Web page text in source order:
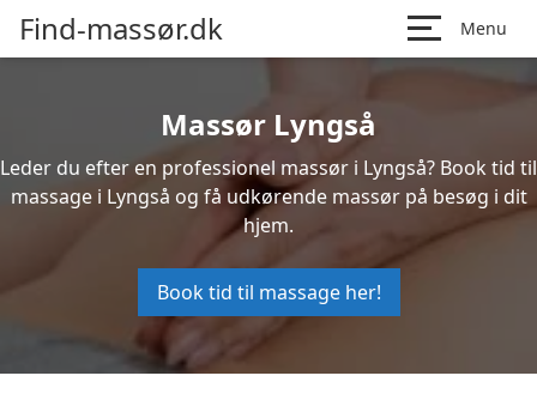
Find-massør.dk Menu
Massør Lyngså
Leder du efter en professionel massør i Lyngså? Book tid til
massage i Lyngså og få udkørende massør på besøg i dit
hjem.
Book tid til massage her!